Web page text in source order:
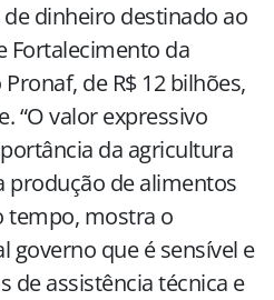
dinheiro destinado ao
Fortalecimento da
de R$ 12 bilhões,
“O valor expressivo
da agricultura
produção de alimentos
tempo, mostra o
que é sensível e
de assistência técnica e